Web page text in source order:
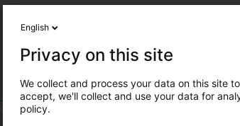
English
Privacy on this site
We collect and process your data on this site
accept, we'll collect and use your data for
policy.